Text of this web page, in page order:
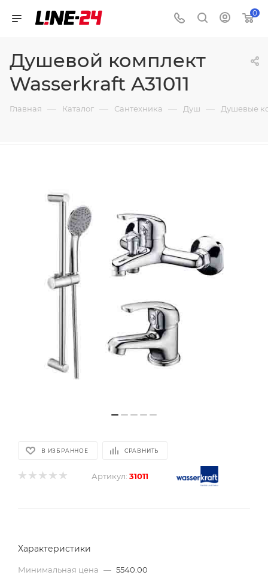
0
Душевой комплект
Wasserkraft A31011
Главная — Каталог — Сантехника — Душ — Душевые
В ИЗБРАННОЕ СРАВНИТЬ
Артикул: 31011
Характеристики
Минимальная цена — 5540.00